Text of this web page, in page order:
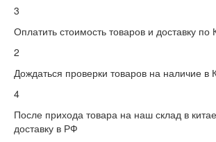
3
Оплатить стоимость товаров и доставку по
2
Дождаться проверки товаров на наличие в
4
После прихода товара на наш склад в
доставку в РФ